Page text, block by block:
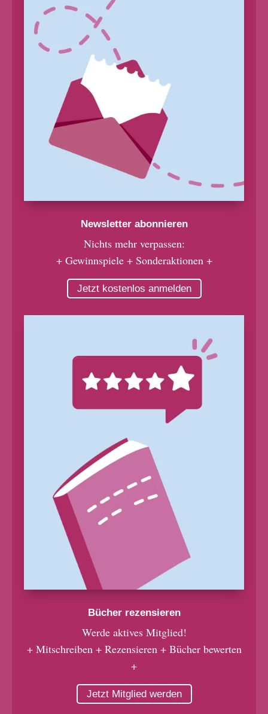
Newsletter abonnieren
Nichts mehr verpassen:
+ Gewinnspiele + Sonderaktionen +
Jetzt kostenlos anmelden
Bücher rezensieren
Werde aktives Mitglied!
+ Mitschreiben + Rezensieren + Bücher bewerten
+
Jetzt Mitglied werden